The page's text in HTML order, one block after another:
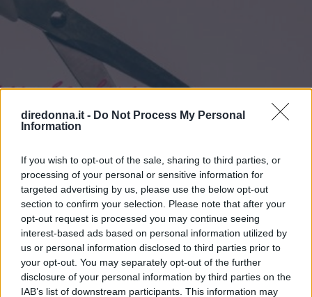
diredonna.it - Do Not Process My Personal
Information
If you wish to opt-out of the sale, sharing to third parties, or
processing of your personal or sensitive information for
targeted advertising by us, please use the below opt-out
section to confirm your selection. Please note that after your
opt-out request is processed you may continue seeing
interest-based ads based on personal information utilized by
us or personal information disclosed to third parties prior to
your opt-out. You may separately opt-out of the further
disclosure of your personal information by third parties on the
IAB’s list of downstream participants. This information may
AMORE